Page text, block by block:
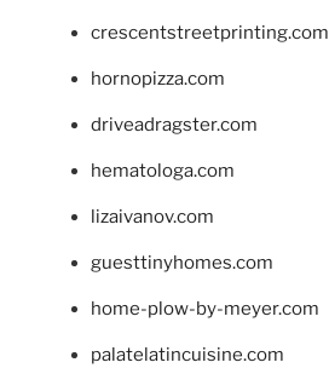
crescentstreetprinting.com
hornopizza.com
driveadragster.com
hematologa.com
lizaivanov.com
guesttinyhomes.com
home-plow-by-meyer.com
palatelatincuisine.com